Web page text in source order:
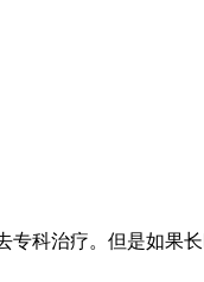
科治疗。但是如果